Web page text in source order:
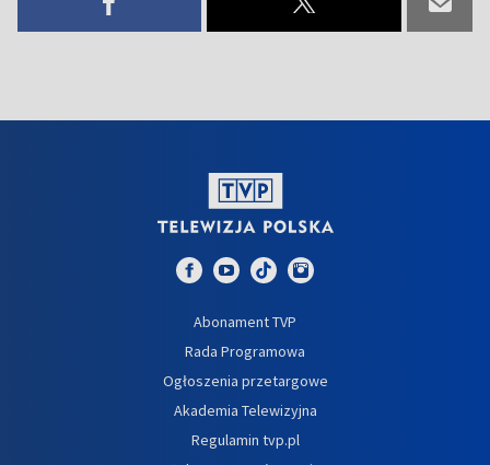
Abonament TVP
Rada Programowa
Ogłoszenia przetargowe
Akademia Telewizyjna
Regulamin tvp.pl